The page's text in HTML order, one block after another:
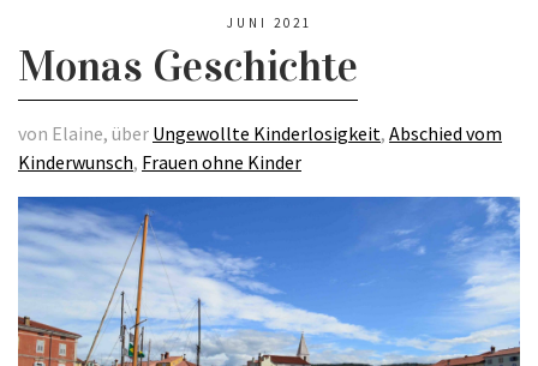
JUNI 2021
Monas Geschichte
von Elaine, über Ungewollte Kinderlosigkeit, Abschied vom
Kinderwunsch, Frauen ohne Kinder